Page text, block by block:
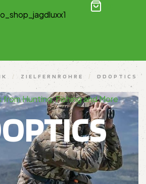
/ ZIELFERNROHRE / DDOPTICS
Hunting, Fishing and More